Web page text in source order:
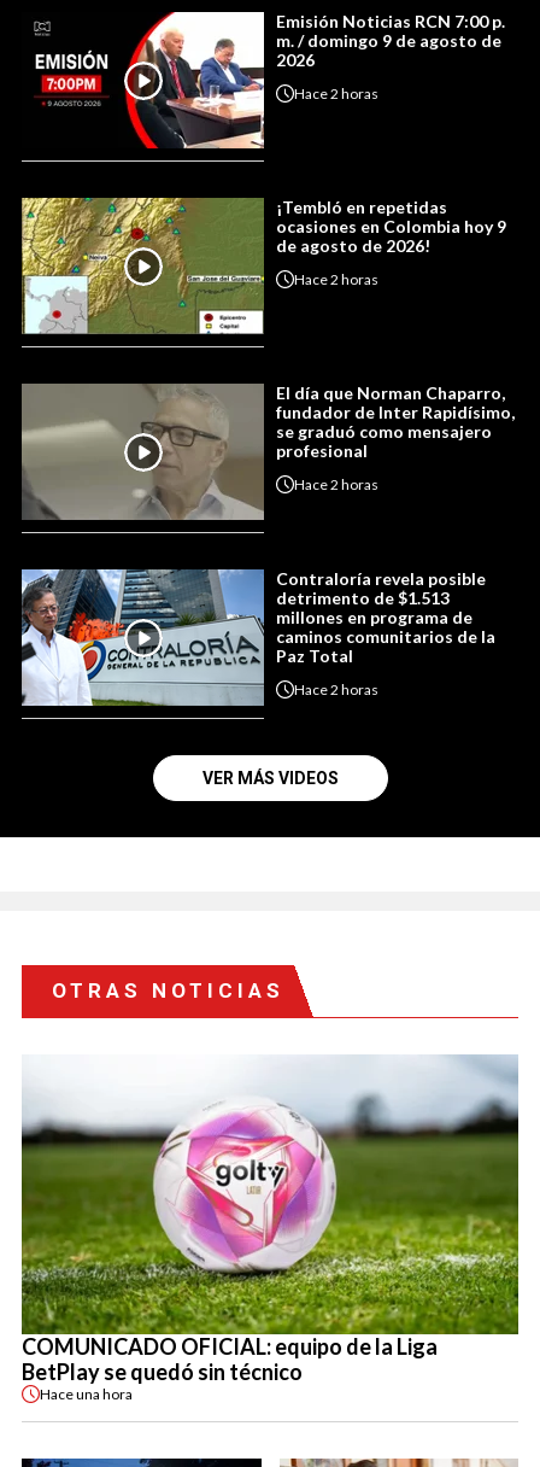
Emisión Noticias RCN 7:00 p.
m. / domingo 9 de agosto de
2026
Hace2 horas
¡Tembló en repetidas
ocasiones en Colombia hoy 9
de agosto de 2026!
Hace2 horas
El día que Norman Chaparro,
fundador de Inter Rapidísimo,
se graduó como mensajero
profesional
Hace2 horas
Contraloría revela posible
detrimento de $1.513
millones en programa de
caminos comunitarios de la
Paz Total
Hace2 horas
VER MÁS VIDEOS
OTRAS NOTICIAS
COMUNICADO OFICIAL: equipo de la Liga
BetPlay se quedó sin técnico
Haceuna hora